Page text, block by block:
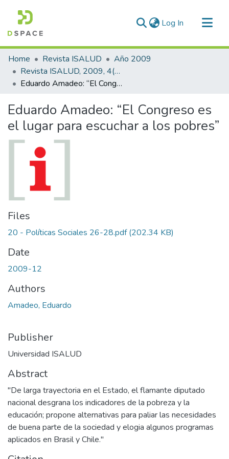
Log In (current)
Communities & Collections
All of DSpace
Statistics
Home Revista ISALUD
Año 2009
Revista ISALUD, 2009, 4(20)
Eduardo Amadeo: “El Congreso es el lugar para escuchar a los pobres”
Eduardo Amadeo: “El Congreso es
el lugar para escuchar a los pobres”
Files
20 - Políticas Sociales 26-28.pdf(202.34 KB)
Date
2009-12
Authors
Amadeo, Eduardo
Publisher
Universidad ISALUD
Abstract
"De larga trayectoria en el Estado, el flamante diputado
nacional desgrana los indicadores de la pobreza y la
educación; propone alternativas para paliar las necesidades
de buena parte de la sociedad y elogia algunos programas
aplicados en Brasil y Chile."